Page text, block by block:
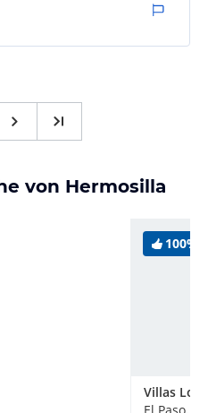
von Hermosilla
100%
Villas Los